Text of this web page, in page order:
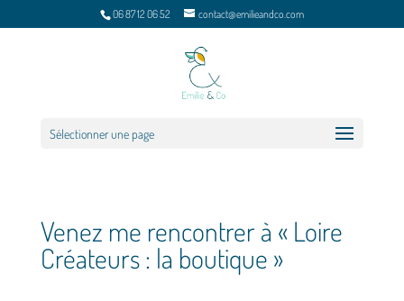
06 87 12 06 52 contact@emilieandco.com
Sélectionner une page
Venez me rencontrer à « Loire
Créateurs : la boutique »